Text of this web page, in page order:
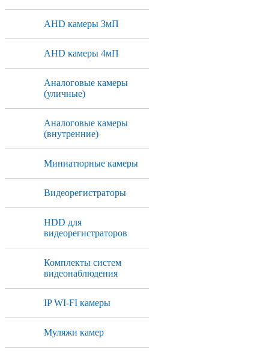
AHD камеры 3мП
AHD камеры 4мП
Аналоговые камеры
(уличные)
Аналоговые камеры
(внутренние)
Миниатюрные камеры
Видеорегистраторы
HDD для
видеорегистраторов
Комплекты систем
видеонаблюдения
IP WI-FI камеры
Муляжи камер